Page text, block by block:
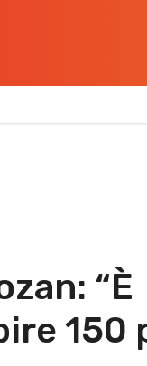
“È
150